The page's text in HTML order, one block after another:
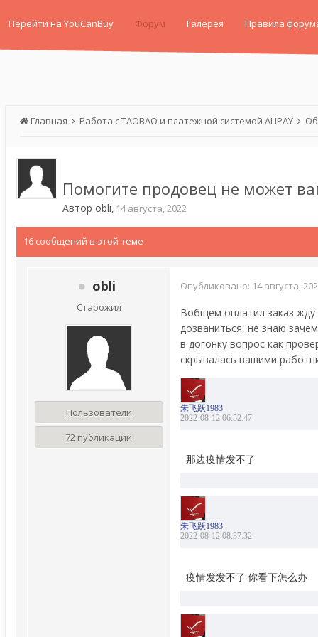
Перейти на YouCanBuy Форум Галерея Правила
Главная Работа с TAOBAO и платежной системой ALIPAY
Помогите продовец не может
Автор obli, 14 августа, 2022
16 сообщений в этой теме
obli
Старожил
Пользователи
72 публикации
Опубликовано: 14 августа,
Вобщем оплатил заказ
дозваниться, не знаю
в догонку вопрос как
скрывалась вашими
朱飞跃1983
2022-08-12 06:52:47
那边疫情发不了
朱飞跃1983
2022-08-12 08:37:32
疫情发发不了 你看下怎么办